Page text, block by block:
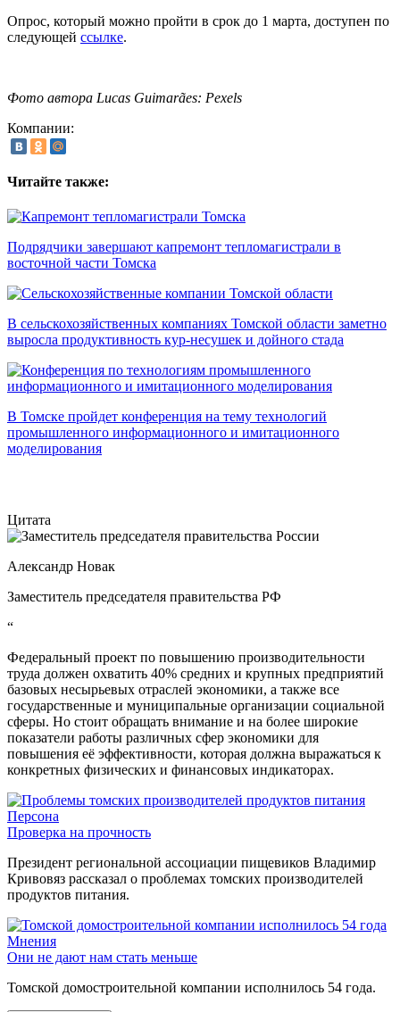
Опрос, который можно пройти в срок до 1 марта, доступен по
следующей ссылке.
Фото автора Lucas Guimarães: Pexels
Компании:
Читайте также:
Подрядчики завершают капремонт тепломагистрали в
восточной части Томска
В сельскохозяйственных компаниях Томской области заметно
выросла продуктивность кур-несушек и дойного стада
В Томске пройдет конференция на тему технологий
промышленного информационного и имитационного
моделирования
Цитата
Александр Новак
Заместитель председателя правительства РФ
“
Федеральный проект по повышению производительности
труда должен охватить 40% средних и крупных предприятий
базовых несырьевых отраслей экономики, а также все
государственные и муниципальные организации социальной
сферы. Но стоит обращать внимание и на более широкие
показатели работы различных сфер экономики для
повышения её эффективности, которая должна выражаться к
конкретных физических и финансовых индикаторах.
Персона
Проверка на прочность
Президент региональной ассоциации пищевиков Владимир
Кривовяз рассказал о проблемах томских производителей
продуктов питания.
Мнения
Они не дают нам стать меньше
Томской домостроительной компании исполнилось 54 года.